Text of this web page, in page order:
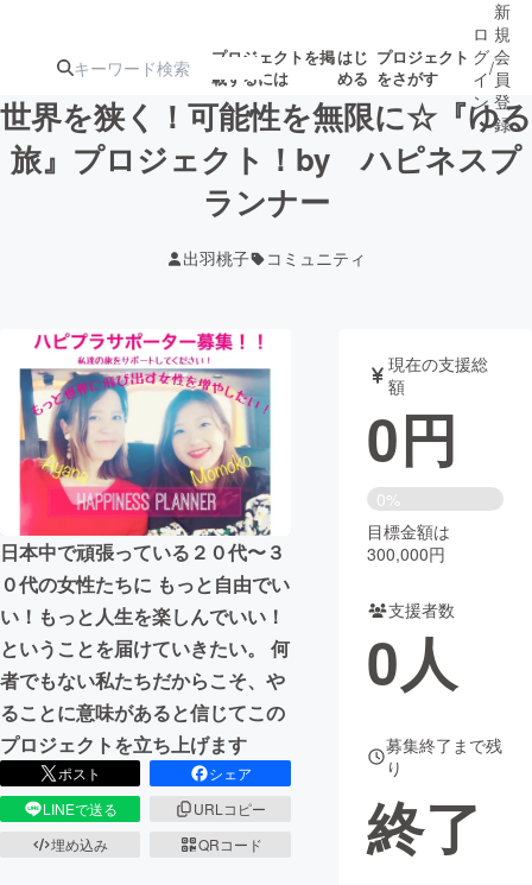
プロジェクトを掲
載するには
はじ
める
プロジェクト
をさがす
注目の新着プロ募集終了が近いプ
テクノロジー・ガジェット
映像・映画 書籍・雑誌
ビジネス・起業 チャレンジ
まちづくり・地域活性化
CAMPFIRE for Social Good CAMPFIRE Creation
CAMPFIREふるさと納税machi-ya コミュニティ
ロ
グ
イ
ン
/
新
規
会
員
登
録
世界を狭く！可能性を無限に☆『ゆる
旅』プロジェクト！by ハピネスプ
ランナー
出羽桃子 コミュニティ
日本中で頑張っている２０代〜３
０代の女性たちに もっと自由でい
い！もっと人生を楽しんでいい！
ということを届けていきたい。 何
者でもない私たちだからこそ、や
ることに意味があると信じてこの
プロジェクトを立ち上げます
ポスト
シェア
LINEで送る
URLコピー
埋め込み
QRコード
現在の支援総
額
0円
0%
目標金額は
300,000円
支援者数
0人
募集終了まで残
り
終了